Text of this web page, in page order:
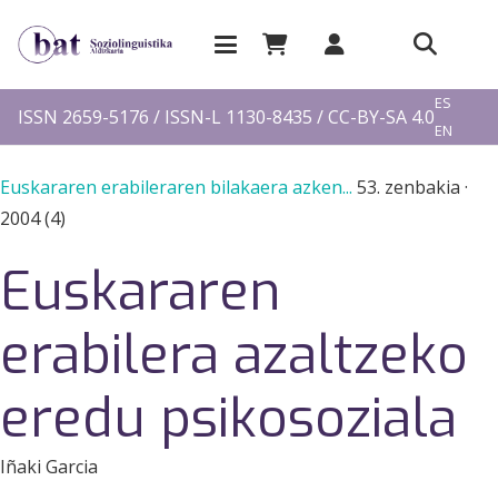
ISSN 2659-5176 / ISSN-L 1130-8435 / CC-BY-SA 4.0
ES
EN
Euskararen erabileraren bilakaera azken... 53. zenbakia ·
2004 (4)
Euskararen
erabilera azaltzeko
eredu psikosoziala
Iñaki Garcia